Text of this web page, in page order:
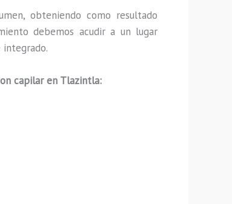
obteniendo como resultado
debemos acudir a un lugar
capilar en Tlazintla: